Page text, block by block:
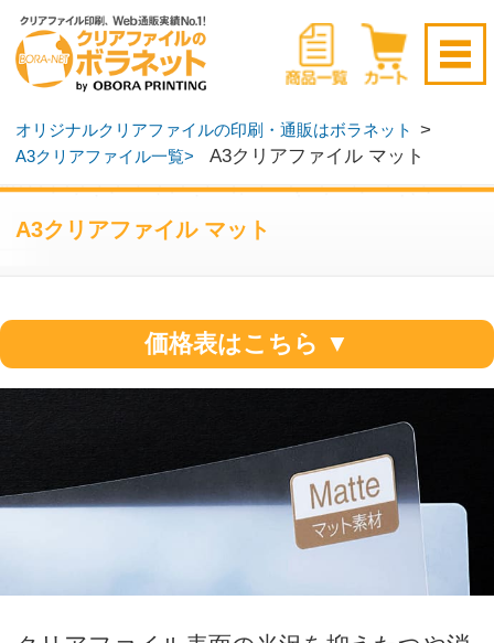
新規会員登録はこちら
ログイン ▶ 無料サンプル請求 ▶
オリジナルクリアファイルの印刷・通販はボラネット
A3クリアファイル マット
価格表はこちら ▼
クリアファイル表面の光沢を抑えたつや消
し効果により、その絵柄が持つ本来の質感
をより美しく引き出します。
自然光や蛍光灯の光の反射による絵柄の見